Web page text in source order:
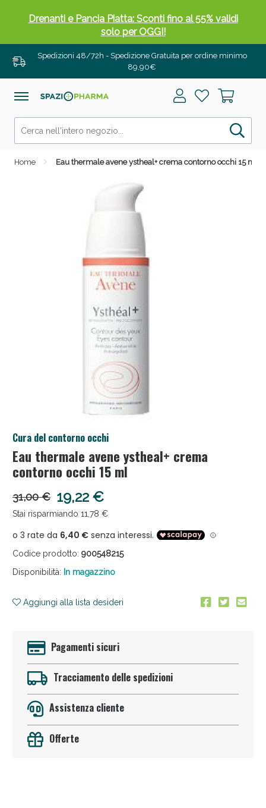
Spedizioni 48/72h - Spedizione Gratuita per ordine minimo
89,90€
Home Eau thermale avene ystheal+ crema contorno occhi 15 ml
Cura del contorno occhi
Eau thermale avene ystheal+ crema
contorno occhi 15 ml
31,00 € 19,22 €
Stai risparmiando 11,78 €
Codice prodotto: 900548215
Disponibilità: In magazzino
Aggiungi alla lista desideri
Pagamenti sicuri
Tracciamento delle spedizioni
Assistenza cliente
Offerte
Drenanti e Pancia Piatta: Sconti fino al 55% validi
solo per OGGI!
Salini e Multivitaminici: oggi Sconto extra fino al
Anticellulite e Fanghi: Sconto fino al 40% valido
Anticellulite e Fanghi: Sconto fino al 40% valido